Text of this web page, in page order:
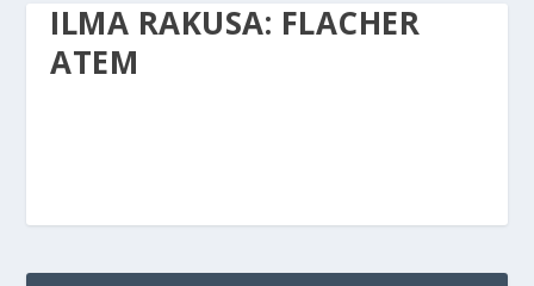
ILMA RAKUSA: FLACHER
ATEM